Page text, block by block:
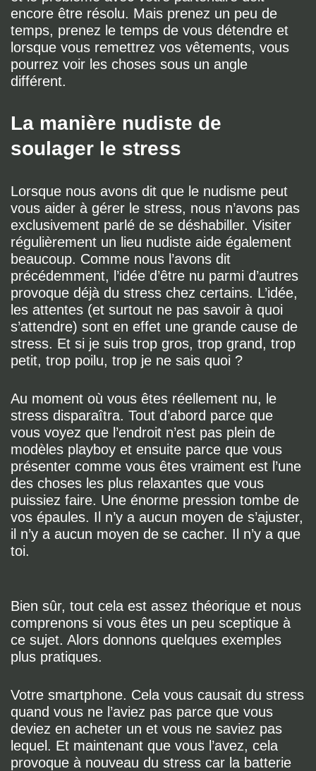
encore être résolu. Mais prenez un peu de
temps, prenez le temps de vous détendre et
lorsque vous remettrez vos vêtements, vous
pourrez voir les choses sous un angle
différent.
La manière nudiste de
soulager le stress
Lorsque nous avons dit que le nudisme peut
vous aider à gérer le stress, nous n’avons pas
exclusivement parlé de se déshabiller. Visiter
régulièrement un lieu nudiste aide également
beaucoup. Comme nous l’avons dit
précédemment, l’idée d’être nu parmi d’autres
provoque déjà du stress chez certains. L’idée,
les attentes (et surtout ne pas savoir à quoi
s’attendre) sont en effet une grande cause de
stress. Et si je suis trop gros, trop grand, trop
petit, trop poilu, trop je ne sais quoi ?
Au moment où vous êtes réellement nu, le
stress disparaîtra. Tout d’abord parce que
vous voyez que l’endroit n’est pas plein de
modèles playboy et ensuite parce que vous
présenter comme vous êtes vraiment est l’une
des choses les plus relaxantes que vous
puissiez faire. Une énorme pression tombe de
vos épaules. Il n’y a aucun moyen de s’ajuster,
il n’y a aucun moyen de se cacher. Il n’y a que
toi.
Bien sûr, tout cela est assez théorique et nous
comprenons si vous êtes un peu sceptique à
ce sujet. Alors donnons quelques exemples
plus pratiques.
Votre smartphone. Cela vous causait du stress
quand vous ne l’aviez pas parce que vous
deviez en acheter un et vous ne saviez pas
lequel. Et maintenant que vous l’avez, cela
provoque à nouveau du stress car la batterie